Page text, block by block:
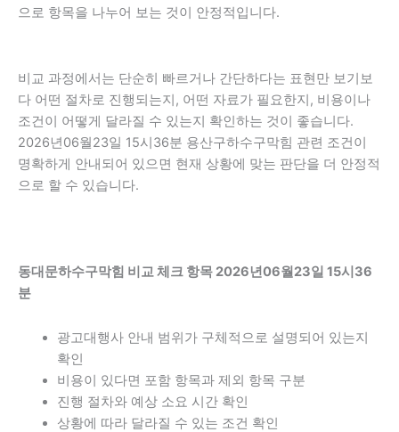
으로 항목을 나누어 보는 것이 안정적입니다.
비교 과정에서는 단순히 빠르거나 간단하다는 표현만 보기보
다 어떤 절차로 진행되는지, 어떤 자료가 필요한지, 비용이나
조건이 어떻게 달라질 수 있는지 확인하는 것이 좋습니다.
2026년06월23일 15시36분 용산구하수구막힘 관련 조건이
명확하게 안내되어 있으면 현재 상황에 맞는 판단을 더 안정적
으로 할 수 있습니다.
동대문하수구막힘 비교 체크 항목 2026년06월23일 15시36
분
광고대행사 안내 범위가 구체적으로 설명되어 있는지
확인
비용이 있다면 포함 항목과 제외 항목 구분
진행 절차와 예상 소요 시간 확인
상황에 따라 달라질 수 있는 조건 확인